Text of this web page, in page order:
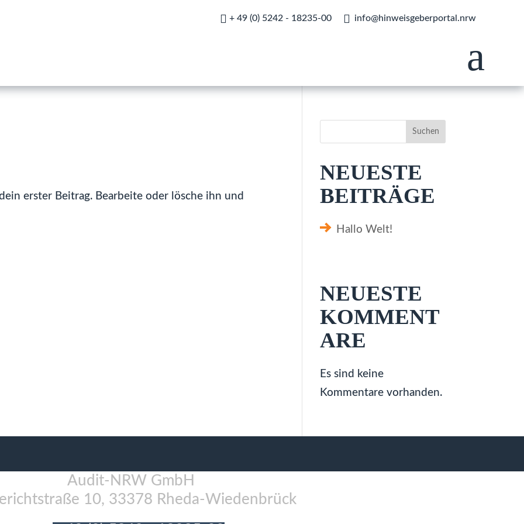
 + 49 (0) 5242 - 18235-00  info@hinweisgeberportal.nrw
a
erster Beitrag. Bearbeite oder lösche ihn und
Suchen
NEUESTE
BEITRÄGE
Hallo Welt!
NEUESTE
KOMMENT
ARE
Es sind keine
Kommentare vorhanden.
Audit-NRW GmbH
10, 33378 Rheda-Wiedenbrück